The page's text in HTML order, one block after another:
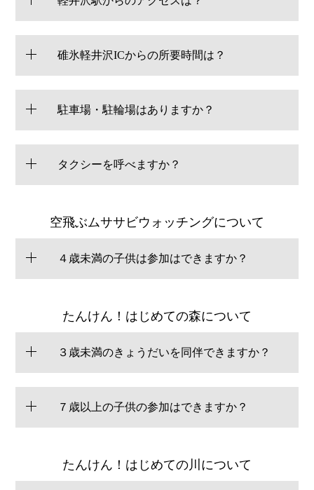
碓氷軽井沢ICからの所要時間は？
駐車場・駐輪場はありますか？
タクシーを呼べますか？
空飛ぶムササビウォッチングについて
４歳未満の子供は参加はできますか？
たんけん！はじめての森について
３歳未満のきょうだいを同伴できますか？
７歳以上の子供の参加はできますか？
たんけん！はじめての川について